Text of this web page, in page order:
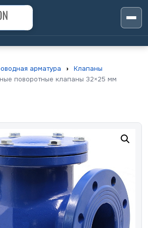
арматура ›
Клапаны
поворотные клапаны 32×25 мм